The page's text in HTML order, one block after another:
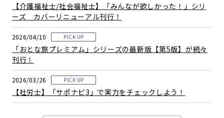
【介護福祉士/社会福祉士】「みんなが欲しかった！」シリ
ーズ カバーリニューアル刊行！
2026/04/10 PICK UP
「おとな旅プレミアム」シリーズの最新版【第5版】が続々
刊行！
2026/03/26 PICK UP
【社労士】「サポナビ3」で実力をチェックしよう！